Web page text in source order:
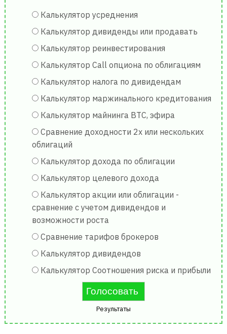
Калькулятор усреднения
Калькулятор дивиденды или продавать
Калькулятор реинвестирования
Калькулятор Call опциона по облигациям
Калькулятор налога по дивидендам
Калькулятор маржинального кредитования
Калькулятор майнинга BTC, эфира
Сравнение доходности 2х или нескольких
облигаций
Калькулятор дохода по облигации
Калькулятор целевого дохода
Калькулятор акции или облигации -
сравнение с учетом дивидендов и
возможности роста
Сравнение тарифов брокеров
Калькулятор дивидендов
Калькулятор Соотношения риска и прибыли
Результаты